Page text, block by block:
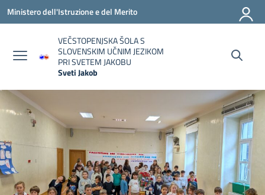
Vai ai contenuti
Vai al menu di navigazione
Vai al footer
Ministero dell'Istruzione e del Merito
VEČSTOPENJSKA ŠOLA S
SLOVENSKIM UČNIM JEZIKOM
PRI SVETEM JAKOBU
Sveti Jakob